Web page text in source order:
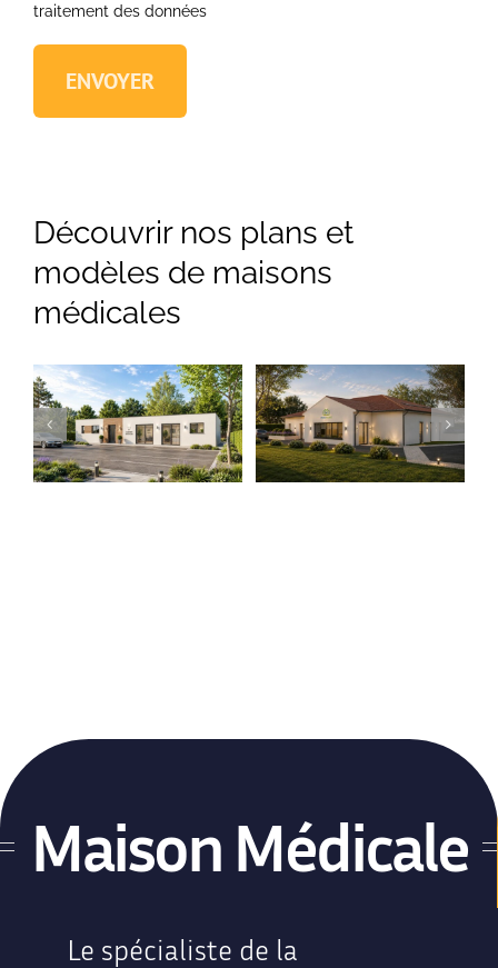
traitement des données
ENVOYER
Découvrir nos plans et
modèles de maisons
médicales
Maison Médicale
Le spécialiste de la